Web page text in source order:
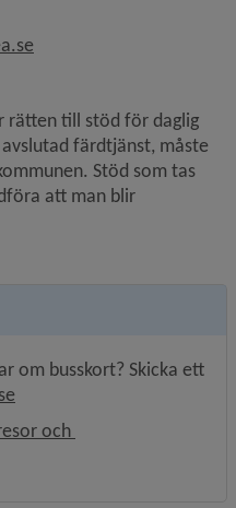
rätten till stöd för daglig
färdtjänst, måste
Stöd som tas
att man blir
om busskort? Skicka ett
och
öppnas i nytt fönster.